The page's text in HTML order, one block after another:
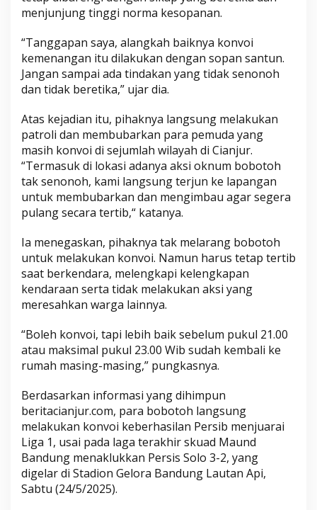
menjunjung tinggi norma kesopanan.
“Tanggapan saya, alangkah baiknya konvoi
kemenangan itu dilakukan dengan sopan santun.
Jangan sampai ada tindakan yang tidak senonoh
dan tidak beretika,” ujar dia.
Atas kejadian itu, pihaknya langsung melakukan
patroli dan membubarkan para pemuda yang
masih konvoi di sejumlah wilayah di Cianjur.
“Termasuk di lokasi adanya aksi oknum bobotoh
tak senonoh, kami langsung terjun ke lapangan
untuk membubarkan dan mengimbau agar segera
pulang secara tertib,“ katanya.
Ia menegaskan, pihaknya tak melarang bobotoh
untuk melakukan konvoi. Namun harus tetap tertib
saat berkendara, melengkapi kelengkapan
kendaraan serta tidak melakukan aksi yang
meresahkan warga lainnya.
“Boleh konvoi, tapi lebih baik sebelum pukul 21.00
atau maksimal pukul 23.00 Wib sudah kembali ke
rumah masing-masing,” pungkasnya.
Berdasarkan informasi yang dihimpun
beritacianjur.com, para bobotoh langsung
melakukan konvoi keberhasilan Persib menjuarai
Liga 1, usai pada laga terakhir skuad Maund
Bandung menaklukkan Persis Solo 3-2, yang
digelar di Stadion Gelora Bandung Lautan Api,
Sabtu (24/5/2025).